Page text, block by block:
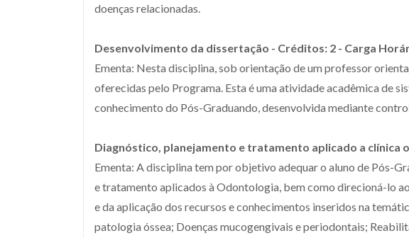
doenças relacionadas.
Desenvolvimento da dissertação - Créditos: 2 - Carga
Ementa: Nesta disciplina, sob orientação de um professor
oferecidas pelo Programa. Esta é uma atividade acadêmica de
conhecimento do Pós-Graduando, desenvolvida mediante
Diagnóstico, planejamento e tratamento aplicado a clínica
Ementa: A disciplina tem por objetivo adequar o aluno de Pós-
e tratamento aplicados à Odontologia, bem como direcioná-lo
e da aplicação dos recursos e conhecimentos inseridos na
patologia óssea; Doenças mucogengivais e periodontais;